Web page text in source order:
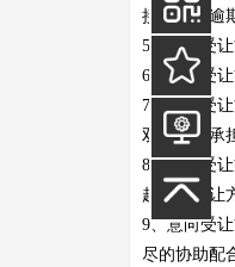
接手续。逾
5、意向受
6、意向受
7、意向受
双方各自承
8、意向受
起，由受让
9、意向受
尽的协助配